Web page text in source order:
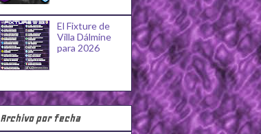
El Fixture de
Villa Dálmine
para 2026
Archivo por fecha